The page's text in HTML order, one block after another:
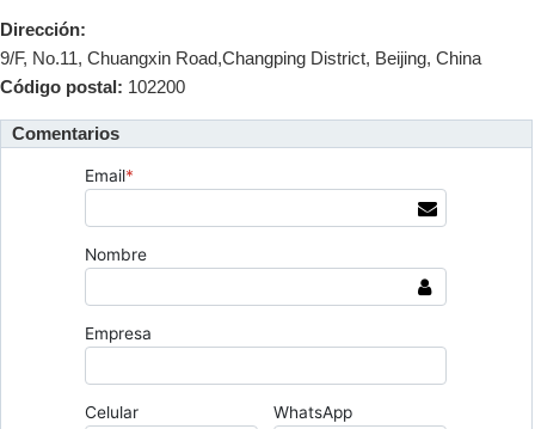
Dirección:
9/F, No.11, Chuangxin Road,Changping District, Beijing, China
Código postal: 102200
Comentarios